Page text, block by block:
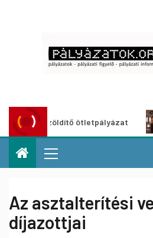
ötletpályázat
Az asztalterítési
díjazottjai